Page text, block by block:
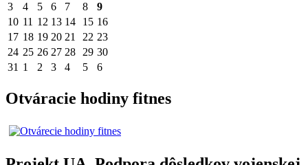
3
4 5 6 7 8
9
10 11 12 13 14 15 16
17 18 19 20 21 22 23
24 25 26 27 28 29 30
31 1 2 3 4 5 6
Otváracie hodiny fitnes